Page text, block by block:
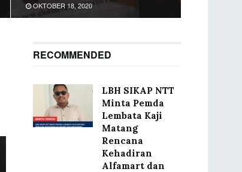
OKTOBER 18, 2020
RECOMMENDED
LBH SIKAP NTT
Minta Pemda
Lembata Kaji
Matang
Rencana
Kehadiran
Alfamart dan